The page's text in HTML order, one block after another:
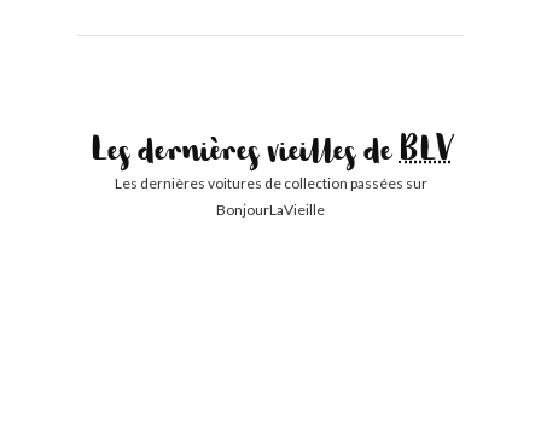
Les dernières vieilles deBLV
Les dernières voitures de collection passées sur
BonjourLaVieille